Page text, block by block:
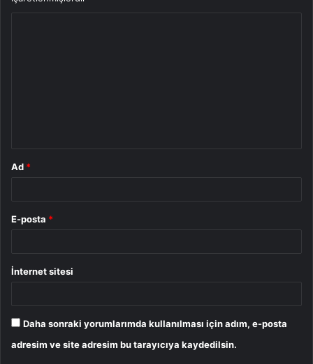
Ad *
E-posta *
İnternet sitesi
Daha sonraki yorumlarımda kullanılması için adım, e-posta
adresim ve site adresim bu tarayıcıya kaydedilsin.